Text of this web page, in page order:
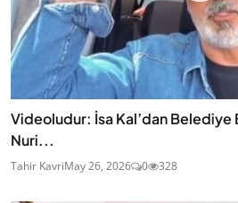
Videoludur: İsa Kal’dan Belediye
Nuri...
Tahir KavriMay 26, 2026 0 328